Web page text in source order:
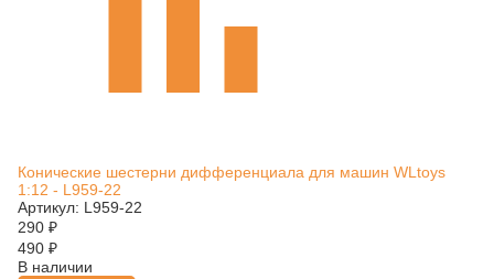
Конические шестерни дифференциала для машин WLtoys
1:12 - L959-22
Артикул: L959-22
290 ₽
490 ₽
В наличии